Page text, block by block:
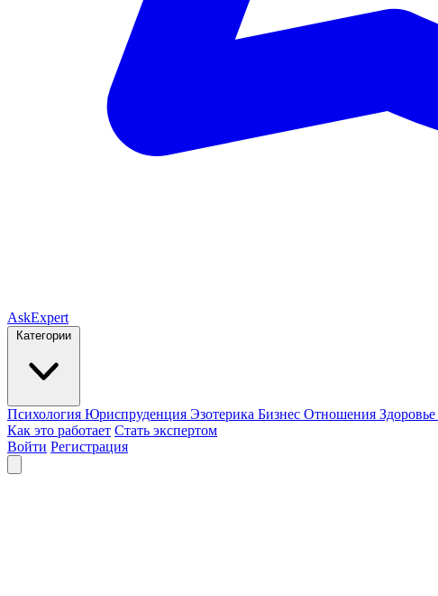
AskExpert
Категории
Психология Юриспруденция Эзотерика Бизнес Отношения Здоровье
Как это работает Стать экспертом
Войти Регистрация